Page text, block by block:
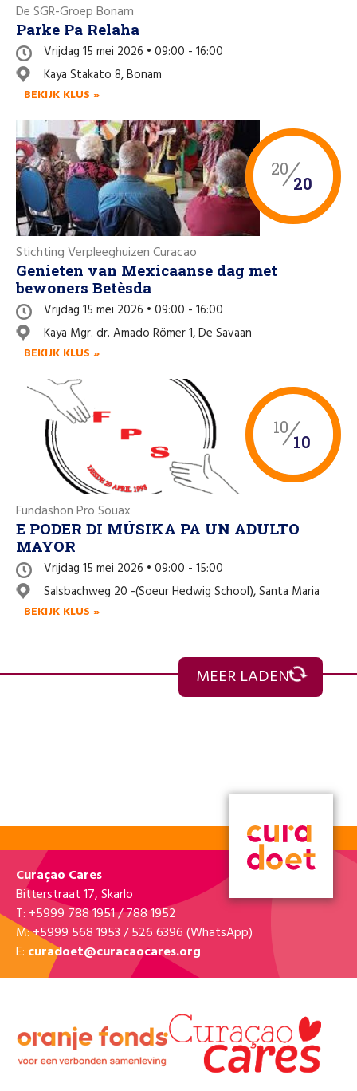
De SGR-Groep Bonam
Parke Pa Relaha
Vrijdag 15 mei 2026 • 09:00 - 16:00
Kaya Stakato 8, Bonam
BEKIJK KLUS »
20
20
Stichting Verpleeghuizen Curacao
Genieten van Mexicaanse dag met
bewoners Betèsda
Vrijdag 15 mei 2026 • 09:00 - 16:00
Kaya Mgr. dr. Amado Römer 1, De Savaan
BEKIJK KLUS »
10
10
Fundashon Pro Souax
E PODER DI MÚSIKA PA UN ADULTO
MAYOR
Vrijdag 15 mei 2026 • 09:00 - 15:00
Salsbachweg 20 -(Soeur Hedwig School), Santa Maria
BEKIJK KLUS »
MEER LADEN
Curaçao Cares
Bitterstraat 17, Skarlo
T: +5999 788 1951 / 788 1952
M: +5999 568 1953 / 526 6396 (WhatsApp)
E: curadoet@curacaocares.org